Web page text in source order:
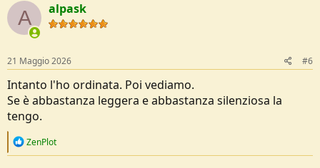
A alpask
21 Maggio 2026 #6
Intanto l'ho ordinata. Poi vediamo.
Se è abbastanza leggera e abbastanza silenziosa la
tengo.
R
ZenPlot